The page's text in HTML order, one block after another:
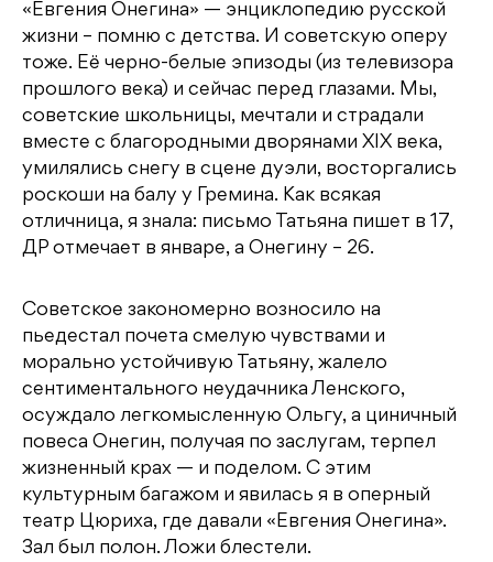
«Евгения Онегина» — энциклопедию русской
жизни – помню с детства. И советскую оперу
тоже. Её черно-белые эпизоды (из телевизора
прошлого века) и сейчас перед глазами. Мы,
советские школьницы, мечтали и страдали
вместе с благородными дворянами XIX века,
умилялись снегу в сцене дуэли, восторгались
роскоши на балу у Гремина. Как всякая
отличница, я знала: письмо Татьяна пишет в 17,
ДР отмечает в январе, а Онегину – 26.
Советское закономерно возносило на
пьедестал почета смелую чувствами и
морально устойчивую Татьяну, жалело
сентиментального неудачника Ленского,
осуждало легкомысленную Ольгу, а циничный
повеса Онегин, получая по заслугам, терпел
жизненный крах — и поделом. С этим
культурным багажом и явилась я в оперный
театр Цюриха, где давали «Евгения Онегина».
Зал был полон. Ложи блестели.